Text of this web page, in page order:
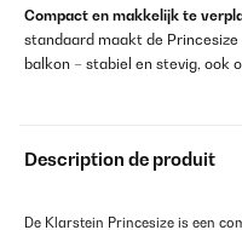
Compact en makkelijk te
standaard maakt de
balkon – stabiel en stevig, ook
Description de produit
De Klarstein Princesize is een